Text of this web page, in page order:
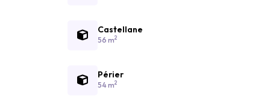
Castellane
56 m2
Périer
54 m2